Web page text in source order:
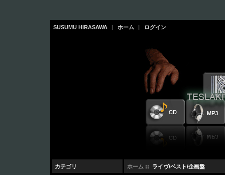
SUSUMU HIRASAWA | ホーム | ログイン
カテゴリ ホーム :: ライヴ/ベスト/企画盤